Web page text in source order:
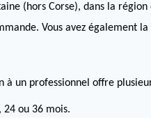
(hors Corse), dans la région
Vous avez également
à un professionnel offre
24 ou 36 mois.